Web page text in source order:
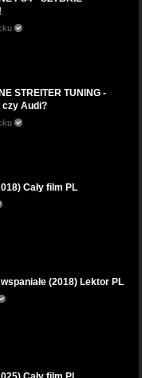
STREITER TUNING -
czy Audi?
Cały film PL
(2018) Lektor PL